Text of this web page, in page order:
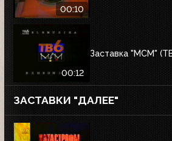
00:10
00:12
Заставка "MCM"
ЗАСТАВКИ "ДАЛЕЕ"